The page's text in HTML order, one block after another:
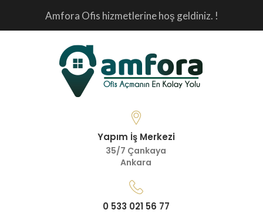
Amfora Ofis hizmetlerine hoş geldiniz. !
Yapım İş Merkezi
35/7 Çankaya
Ankara
0 533 021 56 77